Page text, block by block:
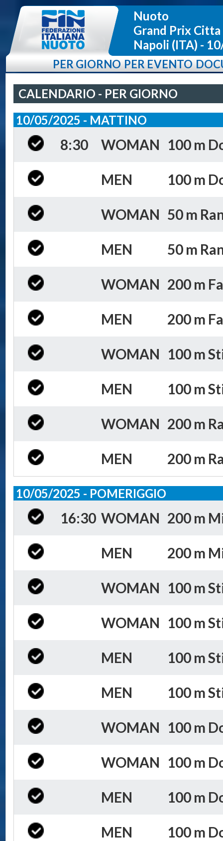
Nuoto
Grand Prix
Napoli (ITA) -
PER GIORNO PER EVENTO
CALENDARIO - PER GIORNO
10/05/2025 - MATTINO
8:30 WOMAN 100 m
MEN 100 m
WOMAN 50 m
MEN 50 m
WOMAN 200 m
MEN 200 m
WOMAN 100 m
MEN 100 m
WOMAN 200 m
MEN 200 m
10/05/2025 - POMERIGGIO
16:30 WOMAN 200 m
MEN 200 m
WOMAN 100 m
WOMAN 100 m
MEN 100 m
MEN 100 m
WOMAN 100 m
WOMAN 100 m
MEN 100 m
MEN 100 m